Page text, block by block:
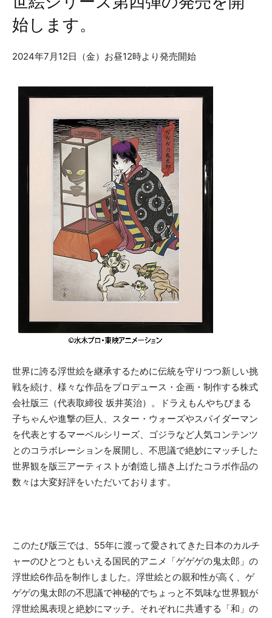
始します。
2024年7月12日（金）お昼12時より発売開始
世界に誇る浮世絵を継承するために伝統を守りつつ新しい挑
戦を続け、様々な作品をプロデュース・企画・制作する株式
会社版三（代表取締役 坂井英治）。ドラえもんやちびまる
子ちゃんや進撃の巨人、スター・ウォーズやスパイダーマン
を代表とするマーベルシリーズ、ゴジラなど人気コンテンツ
とのコラボレーションを展開し、不思議で絶妙にマッチした
世界観を版三アーティストが創造し描き上げたコラボ作品の
数々は大変好評をいただいております。
このたび版三では、55年に渡って愛されてきた日本のカルチ
ャーのひとつともいえる国民的アニメ「ゲゲゲの鬼太郎」の
浮世絵6作品を制作しました。浮世絵との親和性が高く、ゲ
ゲゲの鬼太郎の不思議で神秘的でちょっと不気味な世界観が
浮世絵風表現と絶妙にマッチ。それぞれに共通する「和」の